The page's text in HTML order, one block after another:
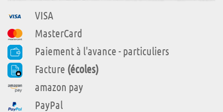
VISA
MasterCard
Paiement à l'avance - particuliers
Facture (écoles)
amazon pay
PayPal